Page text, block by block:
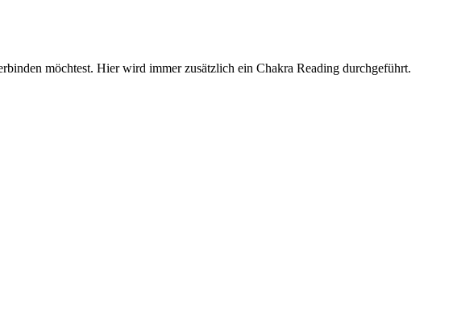
möchtest. Hier wird immer zusätzlich ein Chakra Reading durchgeführt.